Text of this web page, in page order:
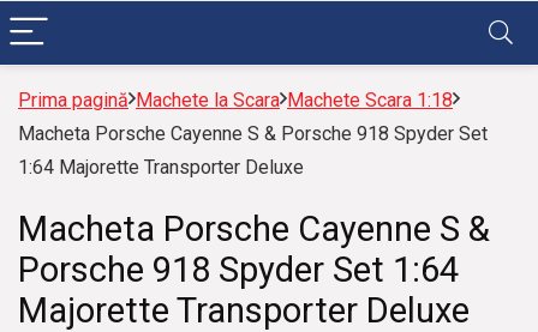
Prima pagină Machete la Scara Machete Scara 1:18
Macheta Porsche Cayenne S & Porsche 918 Spyder Set
1:64 Majorette Transporter Deluxe
Macheta Porsche Cayenne S &
Porsche 918 Spyder Set 1:64
Majorette Transporter Deluxe